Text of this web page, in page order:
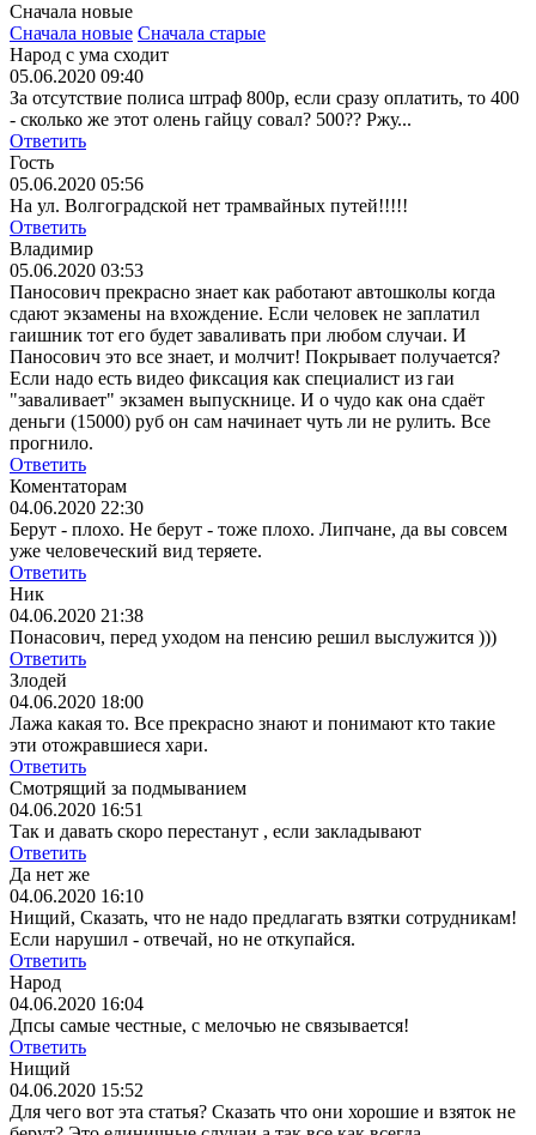
Сначала новые
Сначала новые Сначала старые
Народ с ума сходит
05.06.2020 09:40
За отсутствие полиса штраф 800р, если сразу оплатить, то 400
- сколько же этот олень гайцу совал? 500?? Ржу...
Ответить
Гость
05.06.2020 05:56
На ул. Волгоградской нет трамвайных путей!!!!!
Ответить
Владимир
05.06.2020 03:53
Паносович прекрасно знает как работают автошколы когда
сдают экзамены на вхождение. Если человек не заплатил
гаишник тот его будет заваливать при любом случаи. И
Паносович это все знает, и молчит! Покрывает получается?
Если надо есть видео фиксация как специалист из гаи
"заваливает" экзамен выпускнице. И о чудо как она сдаёт
деньги (15000) руб он сам начинает чуть ли не рулить. Все
прогнило.
Ответить
Коментаторам
04.06.2020 22:30
Берут - плохо. Не берут - тоже плохо. Липчане, да вы совсем
уже человеческий вид теряете.
Ответить
Ник
04.06.2020 21:38
Понасович, перед уходом на пенсию решил выслужится )))
Ответить
Злодей
04.06.2020 18:00
Лажа какая то. Все прекрасно знают и понимают кто такие
эти отожравшиеся хари.
Ответить
Смотрящий за подмыванием
04.06.2020 16:51
Так и давать скоро перестанут , если закладывают
Ответить
Да нет же
04.06.2020 16:10
Нищий, Сказать, что не надо предлагать взятки сотрудникам!
Если нарушил - отвечай, но не откупайся.
Ответить
Народ
04.06.2020 16:04
Дпсы самые честные, с мелочью не связывается!
Ответить
Нищий
04.06.2020 15:52
Для чего вот эта статья? Сказать что они хорошие и взяток не